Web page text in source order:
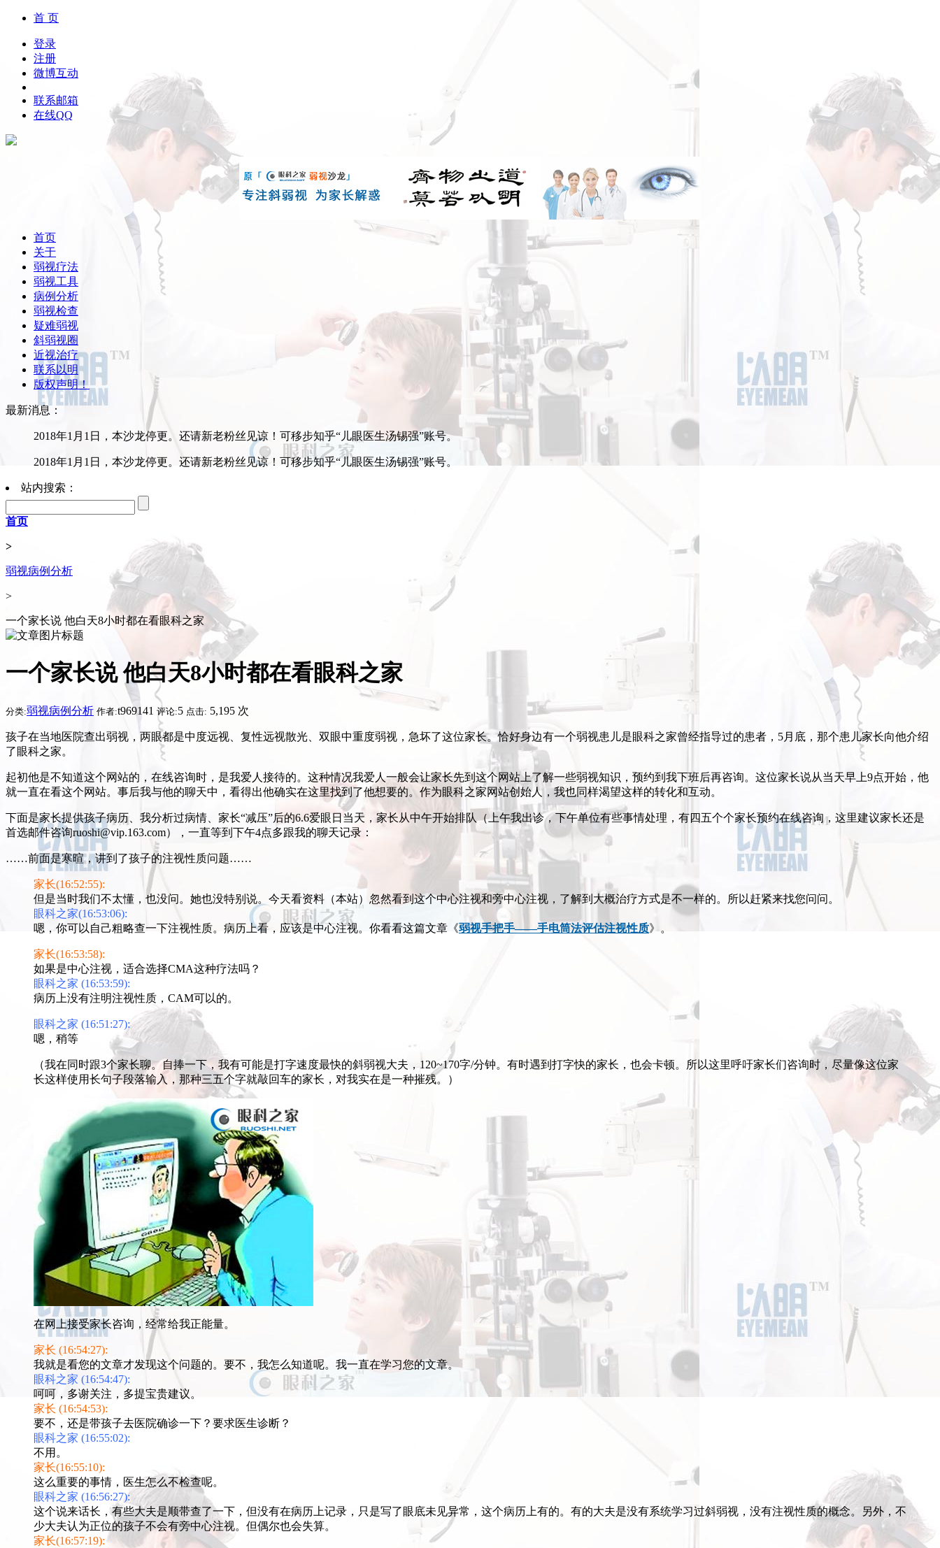
首 页
登录
注册
微博互动
联系邮箱
在线QQ
首页
关于
弱视疗法
弱视工具
病例分析
弱视检查
疑难弱视
斜弱视圈
近视治疗
联系以明
版权声明！
最新消息：
2018年1月1日，本沙龙停更。还请新老粉丝见谅！可移步知乎“儿眼医生汤锡强”账号。
2018年1月1日，本沙龙停更。还请新老粉丝见谅！可移步知乎“儿眼医生汤锡强”账号。
站内搜索：
首页
>
弱视病例分析
>
一个家长说 他白天8小时都在看眼科之家
一个家长说 他白天8小时都在看眼科之家
分类:弱视病例分析 作者:t969141 评论:5 点击: 5,195 次
孩子在当地医院查出弱视，两眼都是中度远视、复性远视散光、双眼中重度弱视，急坏了这位家长。恰好身边有一个弱视患儿是眼科之家曾经指导过的患者，5月底，那个患儿家长向他介绍
了眼科之家。
起初他是不知道这个网站的，在线咨询时，是我爱人接待的。这种情况我爱人一般会让家长先到这个网站上了解一些弱视知识，预约到我下班后再咨询。这位家长说从当天早上9点开始，他
就一直在看这个网站。事后我与他的聊天中，看得出他确实在这里找到了他想要的。作为眼科之家网站创始人，我也同样渴望这样的转化和互动。
下面是家长提供孩子病历、我分析过病情、家长“减压”后的6.6爱眼日当天，家长从中午开始排队（上午我出诊，下午单位有些事情处理，有四五个个家长预约在线咨询，这里建议家长还是
首选邮件咨询ruoshi@vip.163.com），一直等到下午4点多跟我的聊天记录：
……前面是寒暄，讲到了孩子的注视性质问题……
家长(16:52:55):
但是当时我们不太懂，也没问。她也没特别说。今天看资料（本站）忽然看到这个中心注视和旁中心注视，了解到大概治疗方式是不一样的。所以赶紧来找您问问。
眼科之家(16:53:06):
嗯，你可以自己粗略查一下注视性质。病历上看，应该是中心注视。你看看这篇文章《弱视手把手——手电筒法评估注视性质》。
家长(16:53:58):
如果是中心注视，适合选择CMA这种疗法吗？
眼科之家 (16:53:59):
病历上没有注明注视性质，CAM可以的。
眼科之家 (16:51:27):
嗯，稍等
（我在同时跟3个家长聊。自捧一下，我有可能是打字速度最快的斜弱视大夫，120~170字/分钟。有时遇到打字快的家长，也会卡顿。所以这里呼吁家长们咨询时，尽量像这位家
长这样使用长句子段落输入，那种三五个字就敲回车的家长，对我实在是一种摧残。）
在网上接受家长咨询，经常给我正能量。
家长 (16:54:27):
我就是看您的文章才发现这个问题的。要不，我怎么知道呢。我一直在学习您的文章。
眼科之家 (16:54:47):
呵呵，多谢关注，多提宝贵建议。
家长 (16:54:53):
要不，还是带孩子去医院确诊一下？要求医生诊断？
眼科之家 (16:55:02):
不用。
家长(16:55:10):
这么重要的事情，医生怎么不检查呢。
眼科之家 (16:56:27):
这个说来话长，有些大夫是顺带查了一下，但没有在病历上记录，只是写了眼底未见异常，这个病历上有的。有的大夫是没有系统学习过斜弱视，没有注视性质的概念。另外，不
少大夫认为正位的孩子不会有旁中心注视。但偶尔也会失算。
家长(16:57:19):